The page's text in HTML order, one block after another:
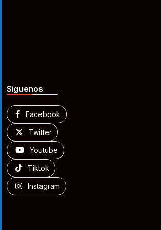
Síguenos
Facebook
Twitter
Youtube
Tiktok
Instagram